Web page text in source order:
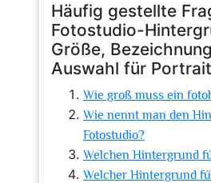
Häufig gestellte
Fotostudio-
Größe,
Auswahl für
Wie groß muss ein
Wie nennt man den
Fotostudio?
Welchen Hintergrund
Welcher Hintergrund